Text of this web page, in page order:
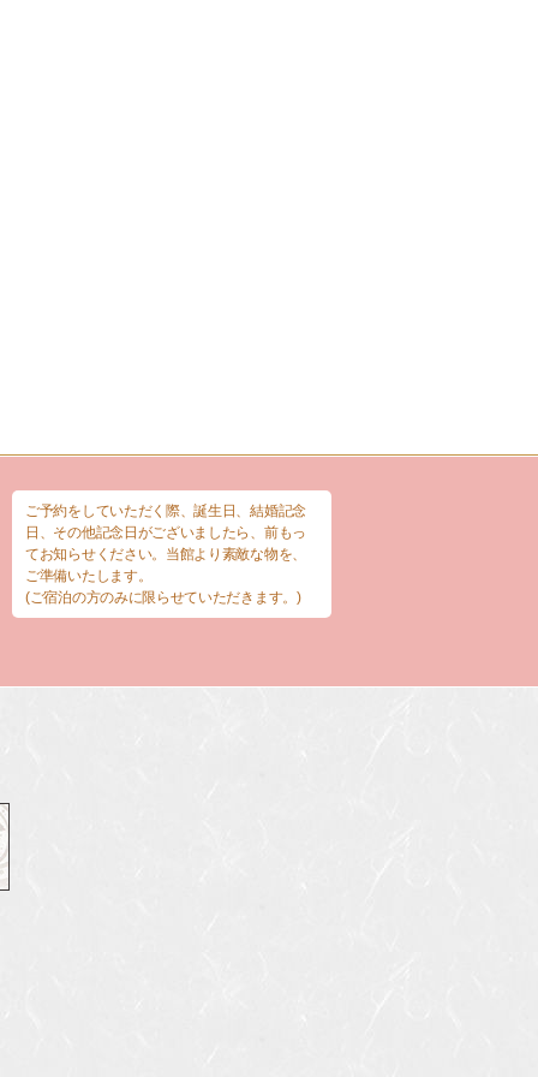
ご予約をしていただく際、誕生日、結婚記念
日、その他記念日がございましたら、前もっ
てお知らせください。当館より素敵な物を、
ご準備いたします。
(ご宿泊の方のみに限らせていただきます。)